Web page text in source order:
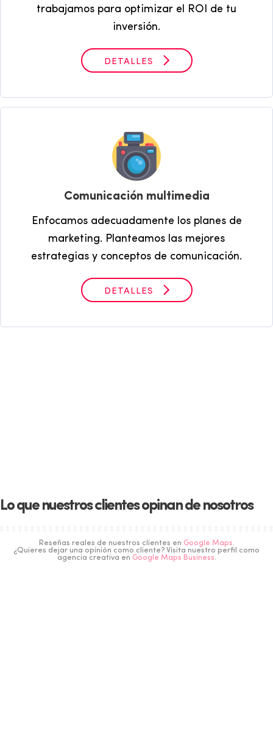
trabajamos para optimizar el ROI de tu
inversión.
DETALLES
Comunicación multimedia
Enfocamos adecuadamente los planes de
marketing. Planteamos las mejores
estrategias y conceptos de comunicación.
DETALLES
Lo que nuestros clientes opinan de nosotros
Reseñas reales de nuestros clientes en Google Maps.
¿Quieres dejar una opinión como cliente? Visita nuestro perfil como
agencia creativa en Google Maps Business.